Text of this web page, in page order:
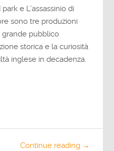
e L’assassinio di
sono tre produzioni
pubblico
storica e la curiosità
inglese in decadenza.
Continue reading →